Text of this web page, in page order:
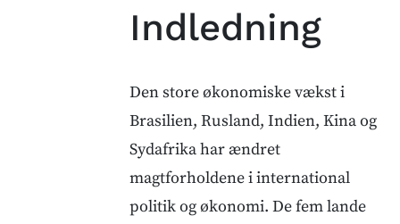
Indledning
Den store økonomiske vækst i
Brasilien, Rusland, Indien, Kina og
Sydafrika har ændret
magtforholdene i international
politik og økonomi. De fem lande